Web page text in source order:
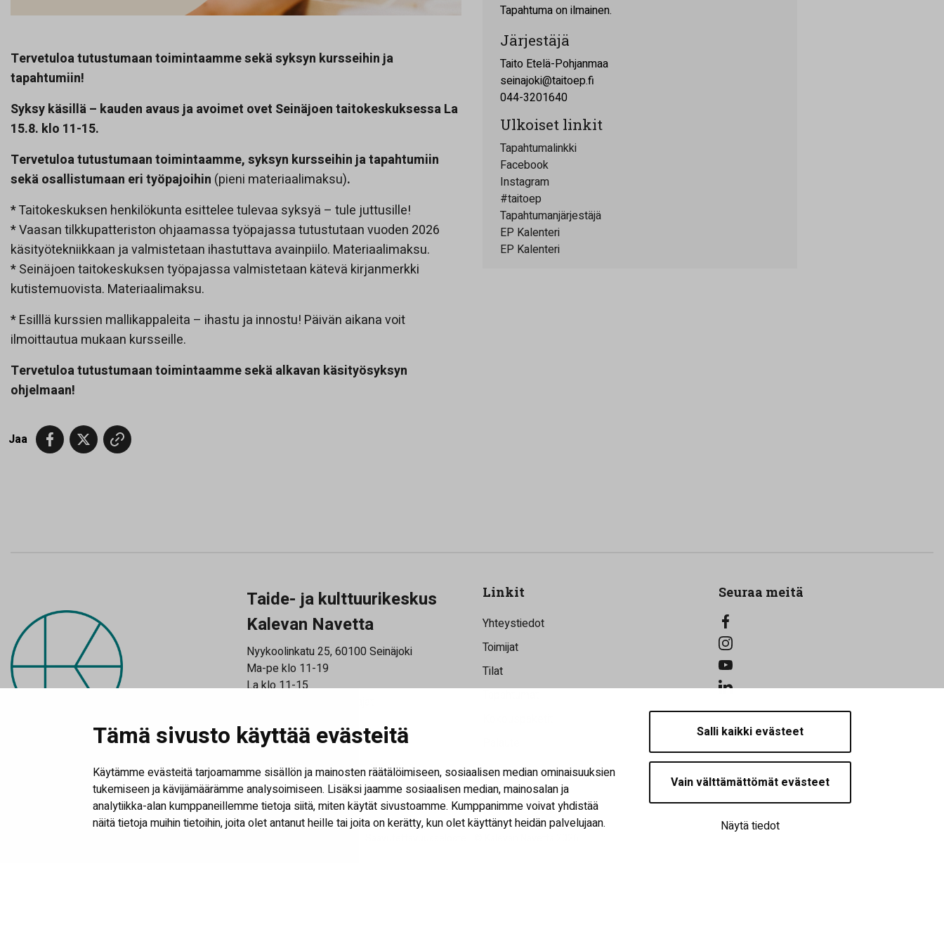
Tämä sivusto käyttää evästeitä
Käytämme evästeitä tarjoamamme sisällön ja mainosten räätälöimiseen, sosiaalisen median ominaisuuksien
tukemiseen ja kävijämäärämme analysoimiseen. Lisäksi jaamme sosiaalisen median, mainosalan ja
analytiikka-alan kumppaneillemme tietoja siitä, miten käytät sivustoamme. Kumppanimme voivat yhdistää
näitä tietoja muihin tietoihin, joita olet antanut heille tai joita on kerätty, kun olet käyttänyt heidän palvelujaan.
Salli kaikki evästeet
Vain välttämättömät evästeet
Näytä tiedot
Tervetuloa tutustumaan toimintaamme sekä syksyn kursseihin ja
tapahtumiin!
Syksy käsillä – kauden avaus ja avoimet ovet Seinäjoen taitokeskuksessa La
15.8. klo 11-15.
Tervetuloa tutustumaan toimintaamme, syksyn kursseihin ja tapahtumiin
sekä osallistumaan eri työpajoihin (pieni materiaalimaksu).
* Taitokeskuksen henkilökunta esittelee tulevaa syksyä – tule juttusille!
* Vaasan tilkkupatteriston ohjaamassa työpajassa tutustutaan vuoden 2026
käsityötekniikkaan ja valmistetaan ihastuttava avainpiilo. Materiaalimaksu.
* Seinäjoen taitokeskuksen työpajassa valmistetaan kätevä kirjanmerkki
kutistemuovista. Materiaalimaksu.
* Esilllä kurssien mallikappaleita – ihastu ja innostu! Päivän aikana voit
ilmoittautua mukaan kursseille.
Tervetuloa tutustumaan toimintaamme sekä alkavan käsityösyksyn
ohjelmaan!
Tapahtuma on ilmainen.
Järjestäjä
Taito Etelä-Pohjanmaa
seinajoki@taitoep.fi
044-3201640
Ulkoiset linkit
Tapahtumalinkki
Facebook
Instagram
#taitoep
Tapahtumanjärjestäjä
EP Kalenteri
EP Kalenteri
Jaa
Taide- ja kulttuurikeskus
Kalevan Navetta
Nyykoolinkatu 25, 60100 Seinäjoki
Ma-pe klo 11-19
La klo 11-15
Linkit
Yhteystiedot
Toimijat
Tilat
Näytä evästeasetukset
Seuraa meitä